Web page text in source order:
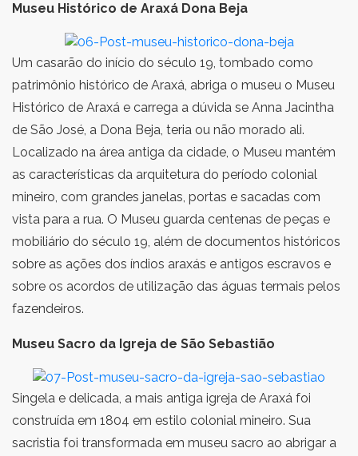
Museu Histórico de Araxá Dona Beja
Um casarão do início do século 19, tombado como
patrimônio histórico de Araxá, abriga o museu o Museu
Histórico de Araxá e carrega a dúvida se Anna Jacintha
de São José, a Dona Beja, teria ou não morado ali.
Localizado na área antiga da cidade, o Museu mantém
as características da arquitetura do período colonial
mineiro, com grandes janelas, portas e sacadas com
vista para a rua. O Museu guarda centenas de peças e
mobiliário do século 19, além de documentos históricos
sobre as ações dos índios araxás e antigos escravos e
sobre os acordos de utilização das águas termais pelos
fazendeiros.
Museu Sacro da Igreja de São Sebastião
Singela e delicada, a mais antiga igreja de Araxá foi
construída em 1804 em estilo colonial mineiro. Sua
sacristia foi transformada em museu sacro ao abrigar a